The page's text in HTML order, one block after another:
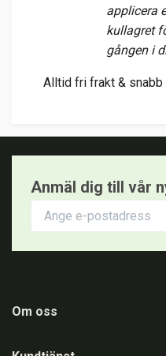
applicera
kullagret
gången i
Alltid fri frakt & snabb
Anmäl dig till vår
Om oss